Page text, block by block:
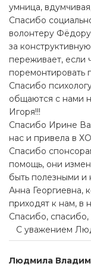
умница,
Спасибо
волонтеру
за
переживает, если
поремонтировать
Спасибо
общаются с нами
Игоря!!!
Спасибо Ирине
нас и привела в
Спасибо
помощь, они
быть полезными
Анна Георгиевна,
приходят к нам,
Спасибо,
С уважением
Людмила